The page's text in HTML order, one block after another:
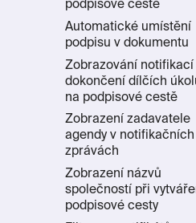
podpisové cestě
Automatické umístění
podpisu v dokumentu
Zobrazování notifikací
dokončení dílčích
na podpisové cestě
Zobrazení zadavatele
agendy v notifikačních
zprávách
Zobrazení názvů
společností při
podpisové cesty